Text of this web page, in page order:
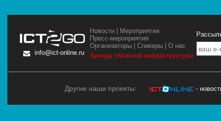
info@ict-online.ru
Новости
Мероприятия
Пресс-мероприятия
Организаторы |Спикеры |О нас
Аренда облачной инфраструктуры
Другие наши проекты: -